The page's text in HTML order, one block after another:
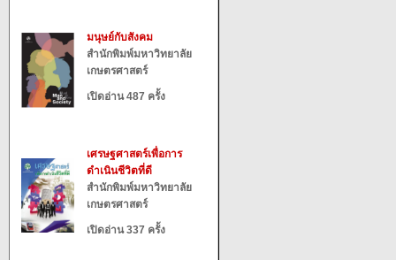
มนุษย์กับสังคม
สำนักพิมพ์มหาวิทยาลัย
เกษตรศาสตร์
เปิดอ่าน 487 ครั้ง
เศรษฐศาสตร์เพื่อการ
ดำเนินชีวิตที่ดี
สำนักพิมพ์มหาวิทยาลัย
เกษตรศาสตร์
เปิดอ่าน 337 ครั้ง